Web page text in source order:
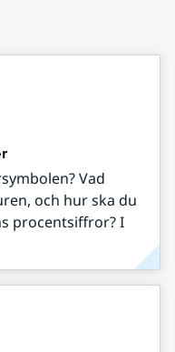
Vad
och hur ska du
procentsiffror? I